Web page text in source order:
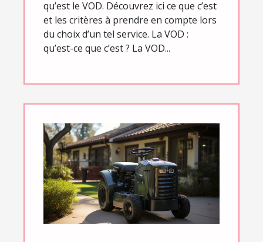
qu’est le VOD. Découvrez ici ce que c’est
et les critères à prendre en compte lors
du choix d’un tel service. La VOD :
qu’est-ce que c’est ? La VOD...